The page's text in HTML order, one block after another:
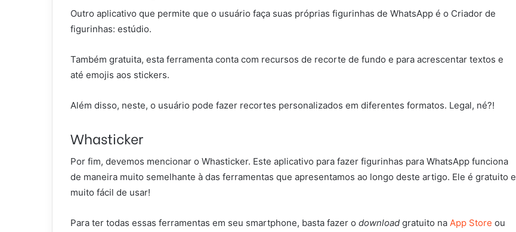
Outro aplicativo que permite que o usuário faça suas próprias figurinhas de WhatsApp é o Criador de
figurinhas: estúdio.
Também gratuita, esta ferramenta conta com recursos de recorte de fundo e para acrescentar textos e
até emojis aos stickers.
Além disso, neste, o usuário pode fazer recortes personalizados em diferentes formatos. Legal, né?!
Whasticker
Por fim, devemos mencionar o Whasticker. Este aplicativo para fazer figurinhas para WhatsApp funciona
de maneira muito semelhante à das ferramentas que apresentamos ao longo deste artigo. Ele é gratuito e
muito fácil de usar!
Para ter todas essas ferramentas em seu smartphone, basta fazer o download gratuito na App Store ou